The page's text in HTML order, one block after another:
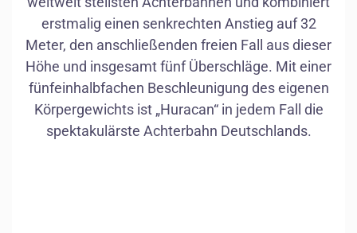
erstmalig einen senkrechten Anstieg auf 32
Meter, den anschließenden freien Fall aus dieser
Höhe und insgesamt fünf Überschläge. Mit einer
fünfeinhalbfachen Beschleunigung des eigenen
Körpergewichts ist „Huracan“ in jedem Fall die
spektakulärste Achterbahn Deutschlands.
höchste
Biersorte